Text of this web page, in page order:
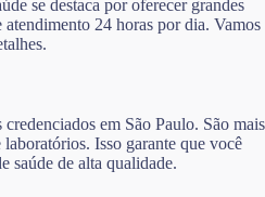
se destaca por oferecer grandes
atendimento 24 horas por dia. Vamos
em São Paulo. São mais
Isso garante que você
saúde de alta qualidade.